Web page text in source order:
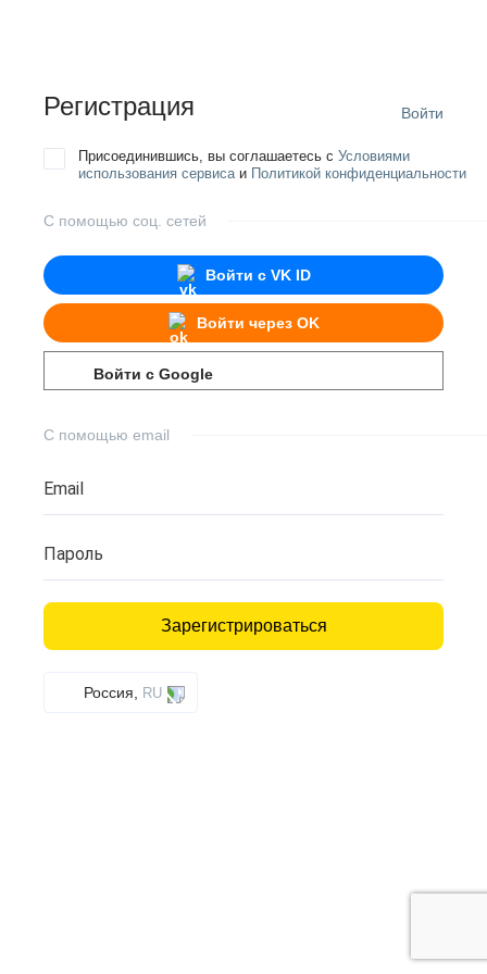
Регистрация Войти
Присоединившись, вы соглашаетесь с Условиями
использования сервисаи Политикой конфиденциальности
С помощью соц. сетей
Войти с VK ID
Войти через OK
Войти с Google
С помощью email
Email
Пароль
Зарегистрироваться
Россия, RU